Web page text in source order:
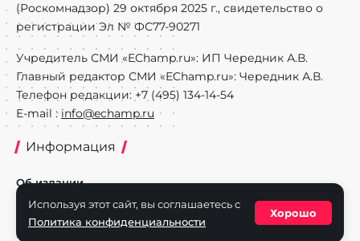
(Роскомнадзор) 29 октября 2025 г., свидетельство о
регистрации Эл № ФС77-90271
Учредитель СМИ «EChamp.ru»: ИП Чередник А.В.
Главный редактор СМИ «EChamp.ru»: Чередник А.В.
Телефон редакции: +7 (495) 134-14-54
E-mail : info@echamp.ru
Информация
Об издании
Реклама на портале
Политика конфиденциальности
Используя этот сайт, вы соглашаетесь с
Политика конфиденциальности
Хорошо